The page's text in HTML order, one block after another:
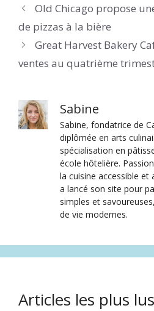
Old Chicago propose
de pizzas à la bière
Great Harvest Bakery
ventes au quatrième
Sabine
Sabine, fondatrice de
diplômée en arts
spécialisation en
école hôtelière.
la cuisine accessible
a lancé son site pour
simples et
de vie modernes.
Articles les plus lus